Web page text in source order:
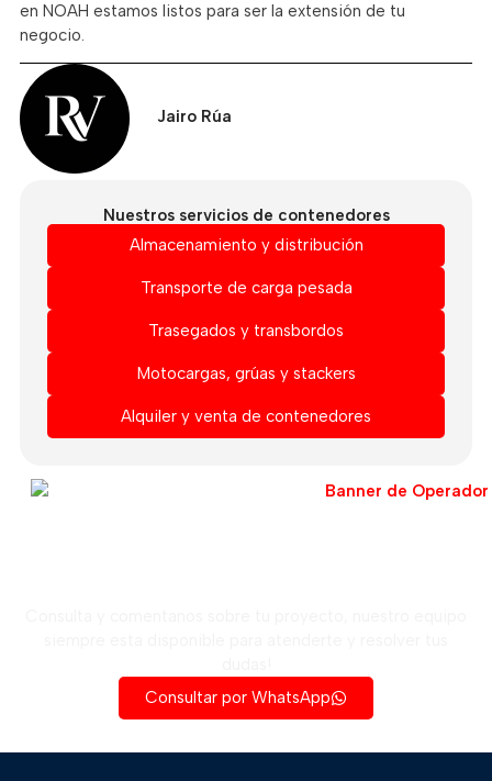
en NOAH estamos listos para ser la extensión de tu
negocio.
Jairo Rúa
Nuestros servicios de contenedores
Almacenamiento y distribución
Transporte de carga pesada
Trasegados y transbordos
Motocargas, grúas y stackers
Alquiler y venta de contenedores
Consultar por WhatsApp